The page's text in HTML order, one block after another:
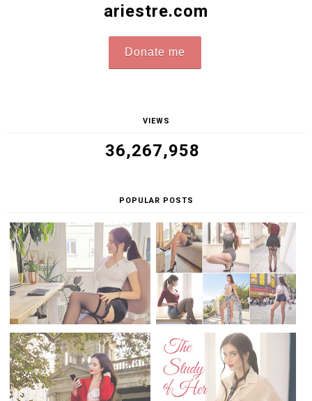
ariestre.com
Donate me
VIEWS
36,267,958
POPULAR POSTS